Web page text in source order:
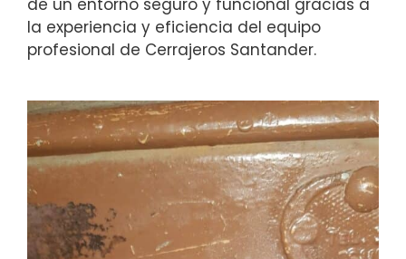
de un entorno seguro y funcional gracias a
la experiencia y eficiencia del equipo
profesional de Cerrajeros Santander.